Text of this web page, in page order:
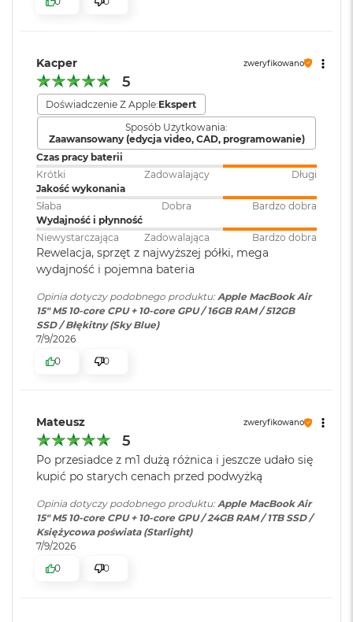
i
3
G
B
R
M
W
e
d
ł
u
g
p
o
e
m
n
o
ś
i
y
s
k
u
a
c
B
o
i
bezpieczeństwo i sprawne działanie.
KTO KOCHA IPHONE’A, POKOCHA I MACA– Mac świetnie
zdziałać cuda. Możesz skopiować coś na iPhonie i wkleić to
na Macu. Albo odebrać na Macu połączenie FaceTime i
wysłać z niego tekst przez apkę Wiadomości
Wyświetlacz
Wyświetlacz Liquid Retina
Wyświetlacz o przekątnej 15,3 cala z podświetleniem LED, w
technologii IPS1
Rozdzielczość natywna 2880 na 1864 piksele przy 224 pikselach na
Jasność 500 nitów
Kolory
Możliwość wyświetlania miliarda kolorów
Szeroka gama kolorów (P3)
Technologia True Tone
Chip
Czytnik kart
pamięci:
Karta sieciowa
bezprzewodowa
WLAN:
Wi-Fi 7 (802.11be)
Kamera
internetowa:
Kamera 12MP Center Stage z
obsługą funkcji Widok blatu
Bateria Litowo-polimerowa
Pojemność baterii
Szybkie ładowanie:
Możliwość szybkiego ładowania
Ładowanie i
rozbudowa:
Dwa porty Thunderbolt 4
(USB‑C) obsługujące:
Thunderbolt 4 (do 40 Gb/s),
USB 4 (do 40 Gb/s)
Klawiatura
Kacper zweryfikowano
5
Doświadczenie Z Apple:Ekspert
Sposób Użytkowania:
Zaawansowany (edycja video, CAD, programowanie)
Czas pracy baterii
Krótki
Zadowalający
Długi
Jakość wykonania
Słaba
Dobra
Bardzo dobra
Wydajność i płynność
Niewystarczająca
Zadowalająca Bardzo dobra
Rewelacja, sprzęt z najwyższej półki, mega
wydajność i pojemna bateria
Opinia dotyczy podobnego produktu: Apple MacBook Air
15" M5 10‑core CPU + 10‑core GPU / 16GB RAM / 512GB
SSD / Błękitny (Sky Blue)
7/9/2026
0
0
Mateusz zweryfikowano
5
Po przesiadce z m1 dużą różnica i jeszcze udało się
kupić po starych cenach przed podwyżką
Opinia dotyczy podobnego produktu:Apple MacBook Air
15" M5 10‑core CPU + 10‑core GPU / 24GB RAM / 1TB SSD /
Księżycowa poświata (Starlight)
7/9/2026
0
0